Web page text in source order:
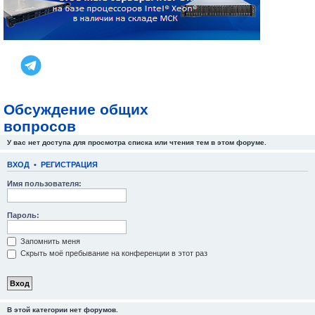
Обсуждение общих
вопросов
У вас нет доступа для просмотра списка или чтения тем в этом форуме.
ВХОД • РЕГИСТРАЦИЯ
Имя пользователя:
Пароль:
Запомнить меня
Скрыть моё пребывание на конференции в этот раз
В этой категории нет форумов.